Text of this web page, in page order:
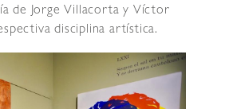
de Jorge Villacorta y Víctor
disciplina artística.